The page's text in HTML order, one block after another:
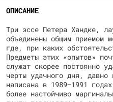
ОПИСАНИЕ
Три эссе Петера Хандке,
объединены общим приемом
где, при каких
Предметы этих «опытов»
служат скорее постоянно
черты удачного дня,
написана в 1989–1991
более настойчиво